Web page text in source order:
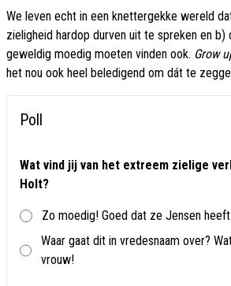
We leven echt in een knettergekke wereld
zieligheid hardop durven uit te spreken en
geweldig moedig moeten vinden ook. Grow
het nou ook heel beledigend om dát te
Poll
Wat vind jij van het extreem zielige
Holt?
Zo moedig! Goed dat ze Jensen
Waar gaat dit in vredesnaam over?
vrouw!